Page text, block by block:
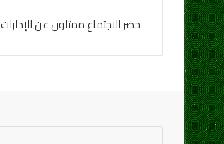
حضر الاجتماع ممثلون عن الإدارات